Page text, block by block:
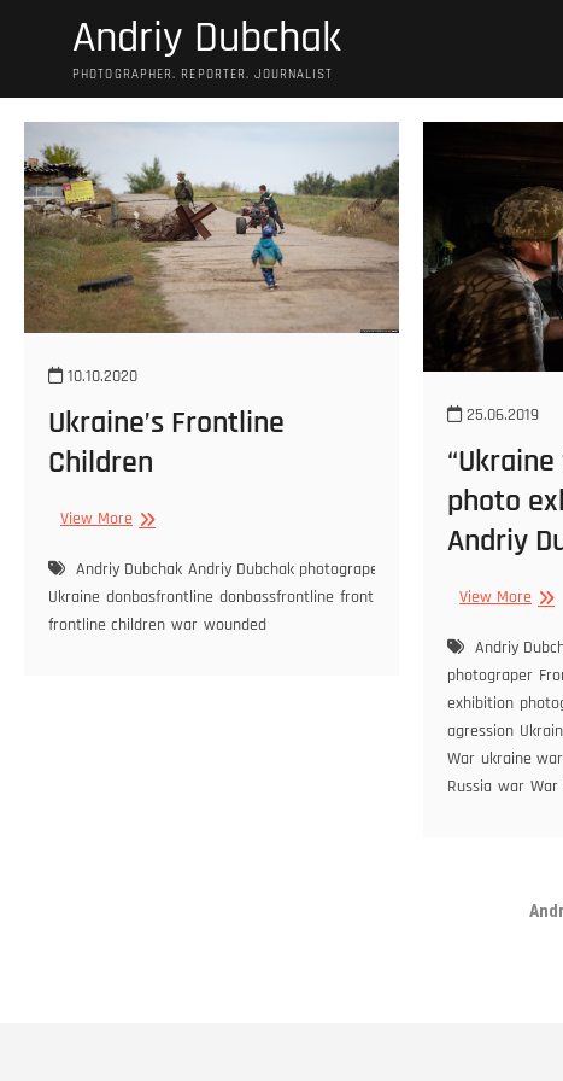
p
Andriy Dubchak
PHOTOGRAPHER. REPORTER. JOURNALIST
10.10.2020
Ukraine’s Frontline
Children
View More
Andriy Dubchak Andriy Dubchak photograper
Ukraine donbasfrontline donbassfrontline frontline photographer Ukraine
frontline children war wounded
25.06.2019
photo
Andriy
View More
Andriy
photograper
exhibition
agression
War ukraine
Russia war War